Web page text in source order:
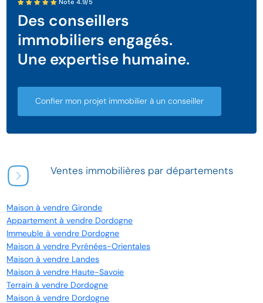
Note 4.9/5
Des conseillers
immobiliers engagés.
Une expertise humaine.
Confier mon projet immobilier à un conseiller
Ventes immobilières par départements
Maison à vendre Gironde
Appartement à vendre Dordogne
Immeuble à vendre Dordogne
Maison à vendre Pyrénées-Orientales
Maison à vendre Landes
Maison à vendre Haute-Savoie
Terrain à vendre Dordogne
Maison à vendre Dordogne